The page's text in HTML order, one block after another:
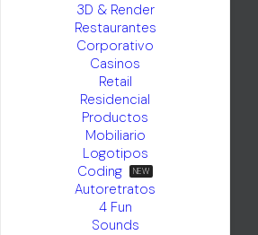
3D & Render
Restaurantes
Corporativo
Casinos
Retail
Residencial
Productos
Mobiliario
Logotipos
Coding
Autoretratos
4 Fun
Sounds